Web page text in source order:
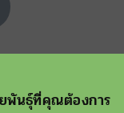
พันธุ์ที่คุณต้องการ